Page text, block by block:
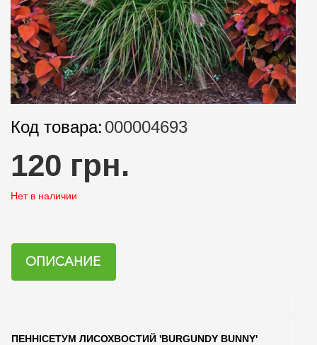
Код товара: 000004693
120 грн.
Нет в наличии
ОПИСАНИЕ
ПЕННІСЕТУМ ЛИСОХВОСТИЙ 'BURGUNDY BUNNY'